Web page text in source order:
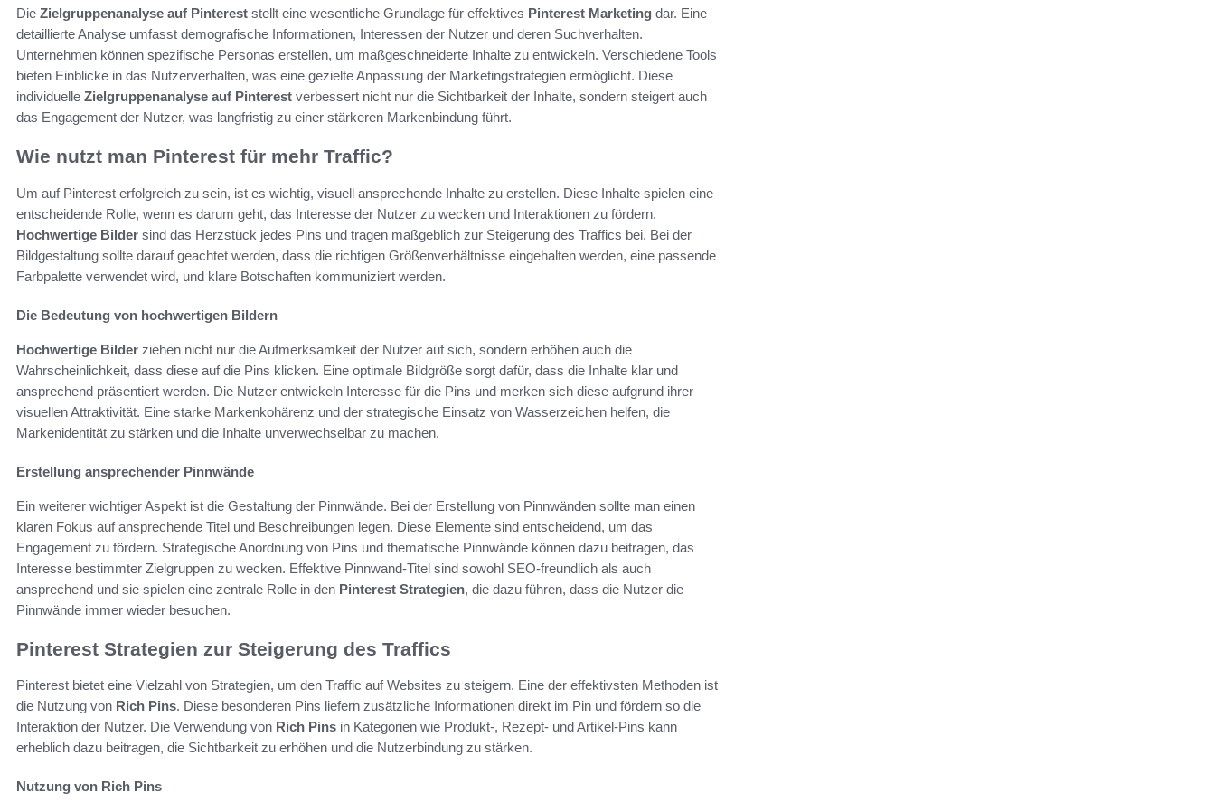
Die Zielgruppenanalyse auf Pinterest stellt eine wesentliche Grundlage für effektives Pinterest Marketing dar. Eine
detaillierte Analyse umfasst demografische Informationen, Interessen der Nutzer und deren Suchverhalten.
Unternehmen können spezifische Personas erstellen, um maßgeschneiderte Inhalte zu entwickeln. Verschiedene Tools
bieten Einblicke in das Nutzerverhalten, was eine gezielte Anpassung der Marketingstrategien ermöglicht. Diese
individuelle Zielgruppenanalyse auf Pinterest verbessert nicht nur die Sichtbarkeit der Inhalte, sondern steigert auch
das Engagement der Nutzer, was langfristig zu einer stärkeren Markenbindung führt.
Wie nutzt man Pinterest für mehr Traffic?
Um auf Pinterest erfolgreich zu sein, ist es wichtig, visuell ansprechende Inhalte zu erstellen. Diese Inhalte spielen eine
entscheidende Rolle, wenn es darum geht, das Interesse der Nutzer zu wecken und Interaktionen zu fördern.
Hochwertige Bilder sind das Herzstück jedes Pins und tragen maßgeblich zur Steigerung des Traffics bei. Bei der
Bildgestaltung sollte darauf geachtet werden, dass die richtigen Größenverhältnisse eingehalten werden, eine passende
Farbpalette verwendet wird, und klare Botschaften kommuniziert werden.
Die Bedeutung von hochwertigen Bildern
Hochwertige Bilder ziehen nicht nur die Aufmerksamkeit der Nutzer auf sich, sondern erhöhen auch die
Wahrscheinlichkeit, dass diese auf die Pins klicken. Eine optimale Bildgröße sorgt dafür, dass die Inhalte klar und
ansprechend präsentiert werden. Die Nutzer entwickeln Interesse für die Pins und merken sich diese aufgrund ihrer
visuellen Attraktivität. Eine starke Markenkohärenz und der strategische Einsatz von Wasserzeichen helfen, die
Markenidentität zu stärken und die Inhalte unverwechselbar zu machen.
Erstellung ansprechender Pinnwände
Ein weiterer wichtiger Aspekt ist die Gestaltung der Pinnwände. Bei der Erstellung von Pinnwänden sollte man einen
klaren Fokus auf ansprechende Titel und Beschreibungen legen. Diese Elemente sind entscheidend, um das
Engagement zu fördern. Strategische Anordnung von Pins und thematische Pinnwände können dazu beitragen, das
Interesse bestimmter Zielgruppen zu wecken. Effektive Pinnwand-Titel sind sowohl SEO-freundlich als auch
ansprechend und sie spielen eine zentrale Rolle in den Pinterest Strategien, die dazu führen, dass die Nutzer die
Pinnwände immer wieder besuchen.
Pinterest Strategien zur Steigerung des Traffics
Pinterest bietet eine Vielzahl von Strategien, um den Traffic auf Websites zu steigern. Eine der effektivsten Methoden ist
die Nutzung von Rich Pins. Diese besonderen Pins liefern zusätzliche Informationen direkt im Pin und fördern so die
Interaktion der Nutzer. Die Verwendung von Rich Pins in Kategorien wie Produkt-, Rezept- und Artikel-Pins kann
erheblich dazu beitragen, die Sichtbarkeit zu erhöhen und die Nutzerbindung zu stärken.
Nutzung von Rich Pins